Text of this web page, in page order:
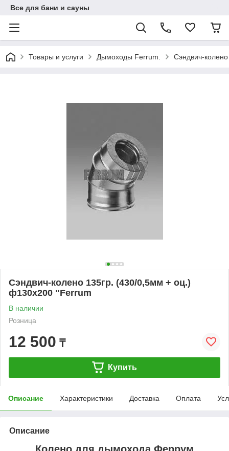
Все для бани и сауны
Товары и услуги Дымоходы Ferrum. Сэндвич-
Сэндвич-колено 135гр. (430/0,5мм + оц.)
ф130х200 "Ferrum
В наличии
Розница
12 500 ₸
Купить
Описание Характеристики Доставка Оплата
Описание